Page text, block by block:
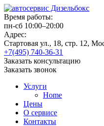
Время работы:
пн-сб 10:00–20:00
Адрес:
Стартовая ул., 18, стр. 12,
+7(495) 740-36-31
Заказать консультацию
Заказать звонок
Услуги
Home
Цены
О сервисе
Контакты